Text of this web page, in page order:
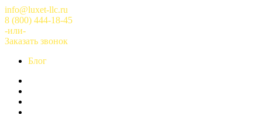
Перейти
к
содержимому
info@luxet-llc.ru
8 (800) 444-18-45
-или-
Заказать звонок
Блог